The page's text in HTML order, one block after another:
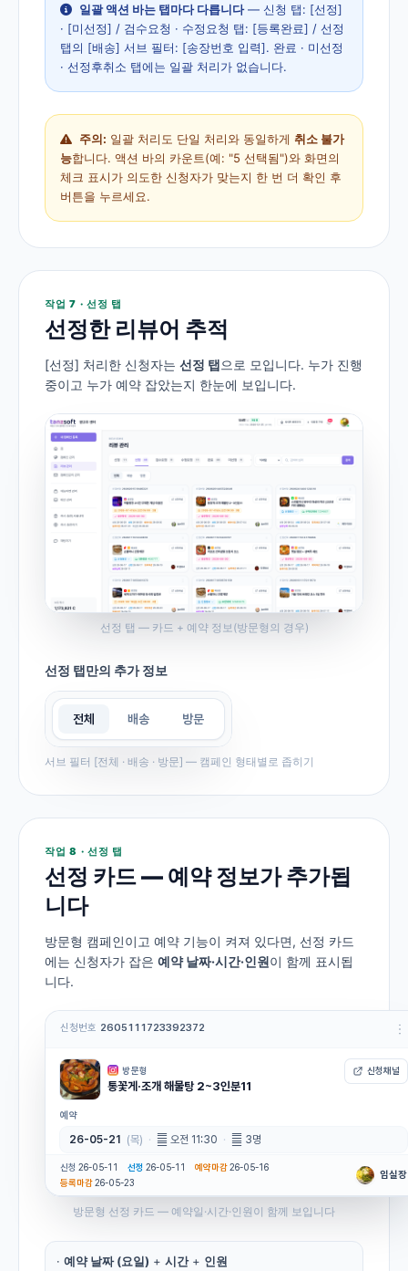
일괄 액션 바는 탭마다 다릅니다— 신청 탭: [선정]
· [미선정] / 검수요청 · 수정요청 탭: [등록완료] / 선정
탭의 [배송] 서브 필터: [송장번호 입력]. 완료 · 미선정
· 선정후취소 탭에는 일괄 처리가 없습니다.
주의: 일괄 처리도 단일 처리와 동일하게 취소 불가
능합니다. 액션 바의 카운트(예: "5 선택됨")와 화면의
체크 표시가 의도한 신청자가 맞는지 한 번 더 확인 후
버튼을 누르세요.
작업 7 · 선정 탭
선정한 리뷰어 추적
[선정] 처리한 신청자는 선정 탭으로 모입니다. 누가 진행
중이고 누가 예약 잡았는지 한눈에 보입니다.
선정 탭 — 카드 + 예약 정보(방문형의 경우)
선정 탭만의 추가 정보
서브 필터 [전체 · 배송 · 방문] — 캠페인 형태별로 좁히기
작업 8 · 선정 탭
선정 카드 — 예약 정보가 추가됩
니다
방문형 캠페인이고 예약 기능이 켜져 있다면, 선정 카드
에는 신청자가 잡은 예약 날짜·시간·인원이 함께 표시됩
니다.
방문형 선정 카드 — 예약일·시간·인원이 함께 보입니다
· 예약 날짜 (요일) + 시간+ 인원